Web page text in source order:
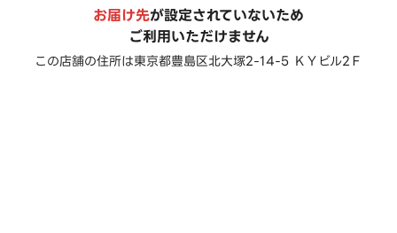
お届け先が設定されていないため
ご利用いただけません
この店舗の住所は東京都豊島区北大塚2-14-5 ＫＹビル2Ｆ